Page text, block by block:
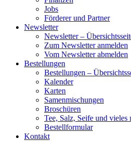
Jobs
Förderer und Partner
Newsletter
Newsletter –
Zum Newsletter anmelden
Vom Newsletter abmelden
Bestellungen
Bestellungen –
Kalender
Karten
Samenmischungen
Broschüren
Tee, Salz, Seife und vieles
Bestellformular
Kontakt